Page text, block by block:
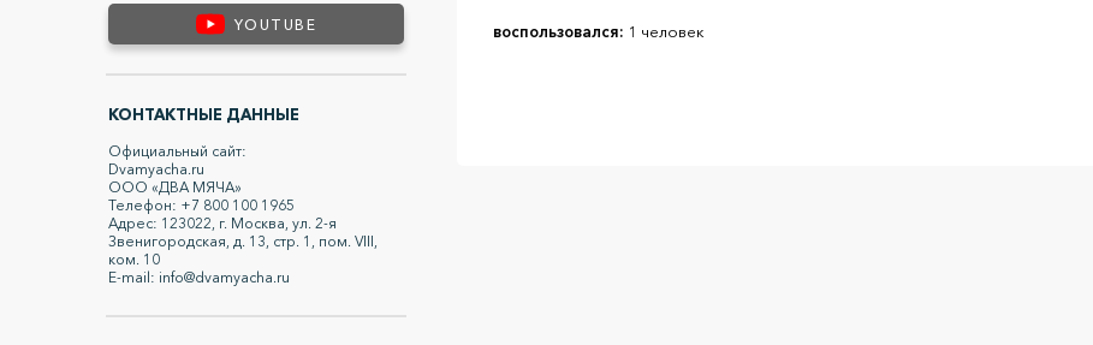
YOUTUBE
КОНТАКТНЫЕ ДАННЫЕ
Официальный сайт:
Dvamyacha.ru
ООО «ДВА МЯЧА»
Телефон: +7 800 100 1965
Адрес: 123022, г. Москва, ул. 2-я
Звенигородская, д. 13, стр. 1, пом. VIII,
ком. 10
E-mail: info@dvamyacha.ru
воспользовался: 1 человек